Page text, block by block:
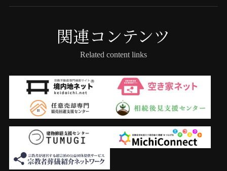
関連コンテンツ
Related content links